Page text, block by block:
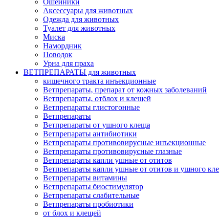
Аксессуары для животных
Одежда для животных
Туалет для животных
Миска
Намордник
Поводок
Урна для праха
ВЕТПРЕПАРАТЫ для животных
кишечного тракта инъекционные
Ветпрепараты, препарат от кожных заболеваний
Ветпрепараты, отблох и клещей
Ветпрепараты глистогонные
Ветпрепараты
Ветпрепараты от ушного клеща
Ветпрепараты антибиотики
Ветпрепараты противовирусные инъекционные
Ветпрепараты противовирусные глазные
Ветпрепараты капли ушные от отитов
Ветпрепараты капли ушные от отитов и ушного
Ветпрепараты витамины
Ветпрепараты биостимулятор
Ветпрепараты слабительные
Ветпрепараты пробиотики
от блох и клещей